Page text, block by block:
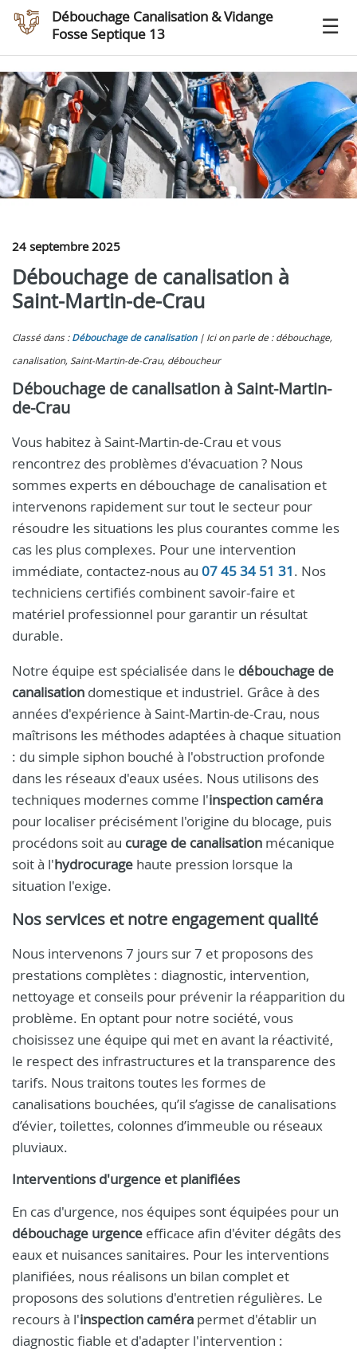
Débouchage Canalisation & Vidange
Fosse Septique 13
24 septembre 2025
Débouchage de canalisation à
Saint-Martin-de-Crau
Classé dans : Débouchage de canalisation
Ici on parle de : débouchage,
canalisation, Saint-Martin-de-Crau, déboucheur
Débouchage de canalisation à Saint-Martin-
de-Crau
Vous habitez à Saint-Martin-de-Crau et vous
rencontrez des problèmes d'évacuation ? Nous
sommes experts en débouchage de canalisation et
intervenons rapidement sur tout le secteur pour
résoudre les situations les plus courantes comme les
cas les plus complexes. Pour une intervention
immédiate, contactez-nous au 07 45 34 51 31. Nos
techniciens certifiés combinent savoir-faire et
matériel professionnel pour garantir un résultat
durable.
Notre équipe est spécialisée dans le débouchage de
canalisation domestique et industriel. Grâce à des
années d'expérience à Saint-Martin-de-Crau, nous
maîtrisons les méthodes adaptées à chaque situation
: du simple siphon bouché à l'obstruction profonde
dans les réseaux d'eaux usées. Nous utilisons des
techniques modernes comme l'inspection caméra
pour localiser précisément l'origine du blocage, puis
procédons soit au curage de canalisation mécanique
soit à l'hydrocurage haute pression lorsque la
situation l'exige.
Nos services et notre engagement qualité
Nous intervenons 7 jours sur 7 et proposons des
prestations complètes : diagnostic, intervention,
nettoyage et conseils pour prévenir la réapparition du
problème. En optant pour notre société, vous
choisissez une équipe qui met en avant la réactivité,
le respect des infrastructures et la transparence des
tarifs. Nous traitons toutes les formes de
canalisations bouchées, qu’il s’agisse de canalisations
d’évier, toilettes, colonnes d’immeuble ou réseaux
pluviaux.
Interventions d'urgence et planifiées
En cas d'urgence, nos équipes sont équipées pour un
débouchage urgence efficace afin d'éviter dégâts des
eaux et nuisances sanitaires. Pour les interventions
planifiées, nous réalisons un bilan complet et
proposons des solutions d'entretien régulières. Le
recours à l'inspection caméra permet d'établir un
diagnostic fiable et d'adapter l'intervention :